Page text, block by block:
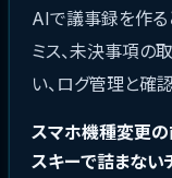
AIで議事録を作る
ミス、未決事項の
い、ログ管理と確
スマホ機種変更の
スキーで詰まない